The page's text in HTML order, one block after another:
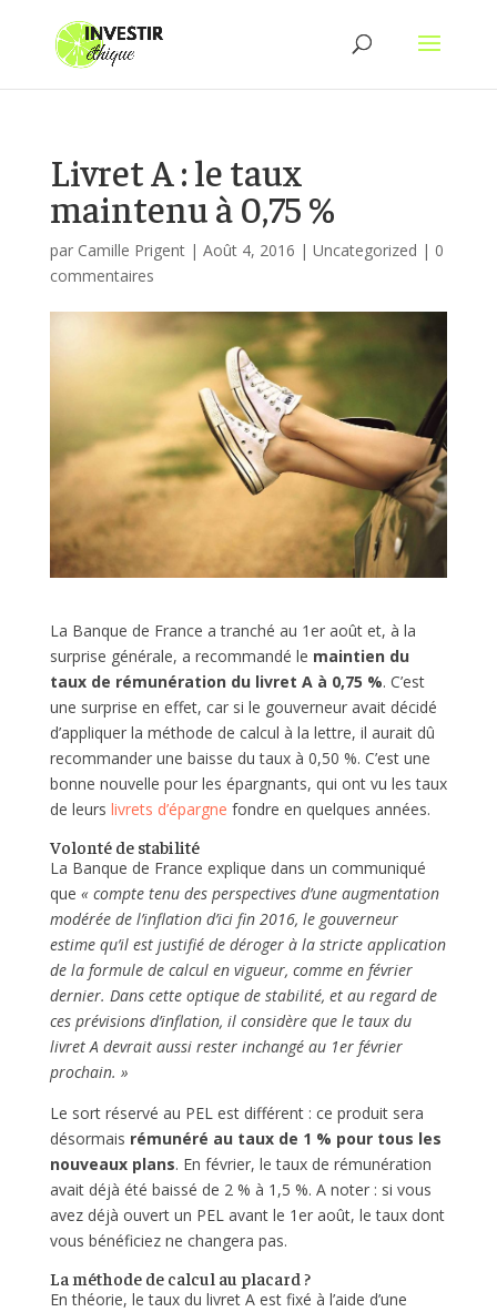
Livret A : le taux
maintenu à 0,75 %
par Camille Prigent| Août 4, 2016 | Uncategorized | 0
commentaires
La Banque de France a tranché au 1er août et, à la
surprise générale, a recommandé le maintien du
taux de rémunération du livret A à 0,75 %. C’est
une surprise en effet, car si le gouverneur avait décidé
d’appliquer la méthode de calcul à la lettre, il aurait dû
recommander une baisse du taux à 0,50 %. C’est une
bonne nouvelle pour les épargnants, qui ont vu les taux
de leurs livrets d’épargne fondre en quelques années.
Volonté de stabilité
La Banque de France explique dans un communiqué
que « compte tenu des perspectives d’une augmentation
modérée de l’inflation d’ici fin 2016, le gouverneur
estime qu’il est justifié de déroger à la stricte application
de la formule de calcul en vigueur, comme en février
dernier. Dans cette optique de stabilité, et au regard de
ces prévisions d’inflation, il considère que le taux du
livret A devrait aussi rester inchangé au 1er février
prochain. »
Le sort réservé au PEL est différent : ce produit sera
désormais rémunéré au taux de 1 % pour tous les
nouveaux plans. En février, le taux de rémunération
avait déjà été baissé de 2 % à 1,5 %. A noter : si vous
avez déjà ouvert un PEL avant le 1er août, le taux dont
vous bénéficiez ne changera pas.
La méthode de calcul au placard ?
En théorie, le taux du livret A est fixé à l’aide d’une